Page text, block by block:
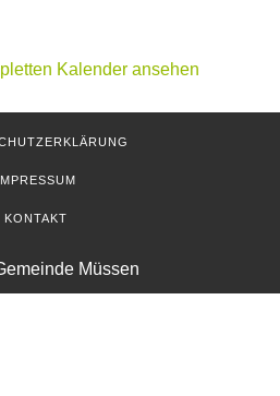
Kalender ansehen
KONTAKT
Müssen